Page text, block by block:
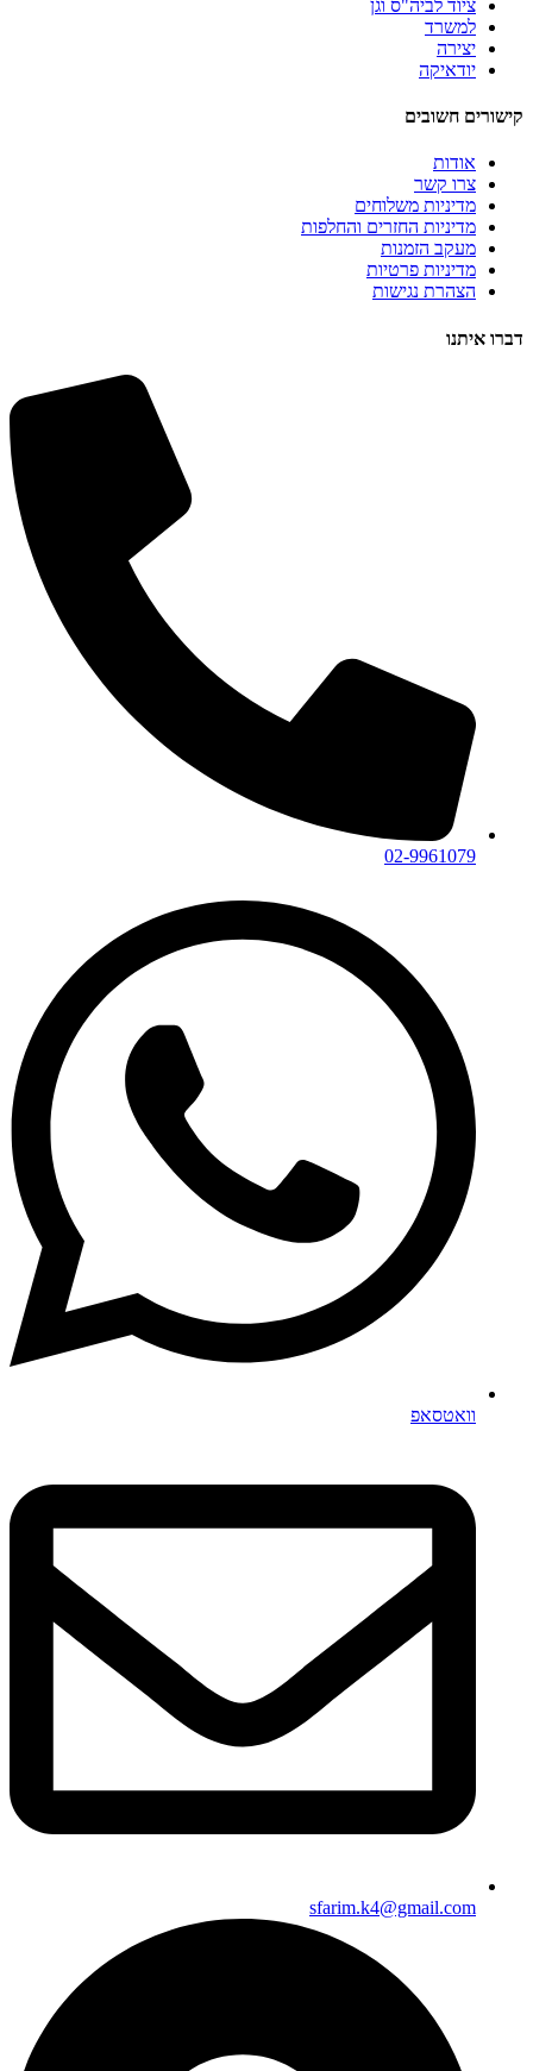
ציוד לביה"ס וגן
למשרד
יצירה
יודאיקה
קישורים חשובים
אודות
צרו קשר
מדיניות משלוחים
מדיניות החזרים והחלפות
מעקב הזמנות
מדיניות פרטיות
הצהרת נגישות
דברו איתנו
02-9961079
וואטסאפ
sfarim.k4@gmail.com